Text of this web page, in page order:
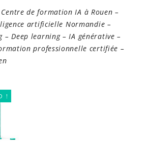
de formation IA à Rouen –
artificielle Normandie –
– Deep learning – IA générative –
professionnelle certifiée –
!